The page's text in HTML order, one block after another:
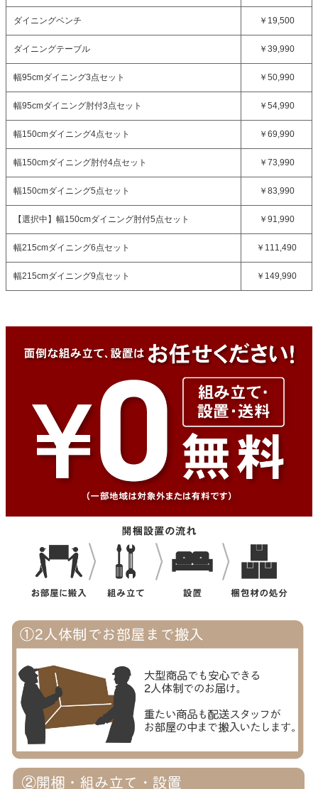
ダイニングベンチ ￥19,500
ダイニングテーブル ￥39,990
幅95cmダイニング3点セット ￥50,990
幅95cmダイニング肘付3点セット ￥54,990
幅150cmダイニング4点セット ￥69,990
幅150cmダイニング肘付4点セット ￥73,990
幅150cmダイニング5点セット ￥83,990
【選択中】 幅150cmダイニング肘付5点セット ￥91,990
幅215cmダイニング6点セット ￥111,490
幅215cmダイニング9点セット ￥149,990